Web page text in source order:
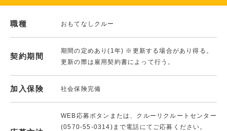
職種 おもてなしクルー
契約期間
期間の定めあり(1年) ※更新する場合があり得る。
更新の際は雇用契約書によって行う。
加入保険 社会保険完備
WEB応募ボタンまたは、クルーリクルートセンター
(0570-55-0314)まで電話にてご応募ください。